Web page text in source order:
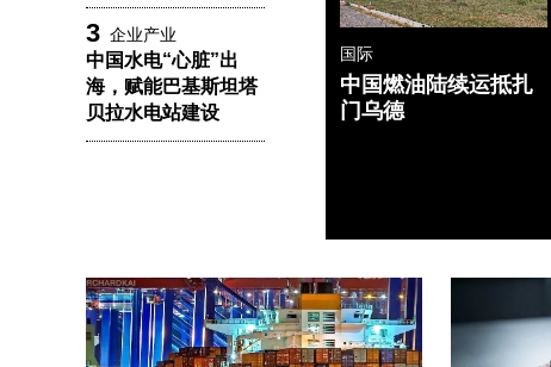
3 企业产业
中国水电“心脏”出
海，赋能巴基斯坦塔
贝拉水电站建设
国际
中国燃油陆续运抵扎
门乌德